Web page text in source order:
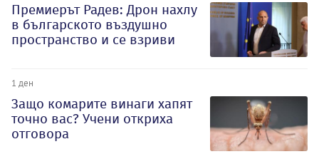
Премиерът Радев: Дрон нахлу
в българското въздушно
пространство и се взриви
1 ден
Защо комарите винаги хапят
точно вас? Учени откриха
отговора